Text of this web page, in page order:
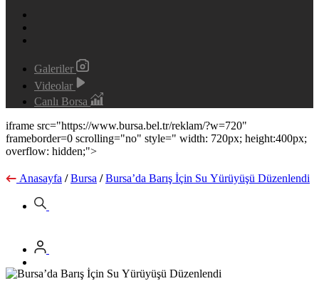
Galeriler
Videolar
Canlı Borsa
iframe src="https://www.bursa.bel.tr/reklam/?w=720"
frameborder=0 scrolling="no" style=" width: 720px; height:400px;
overflow: hidden;">
Anasayfa / Bursa / Bursa’da Barış İçin Su Yürüyüşü Düzenlendi